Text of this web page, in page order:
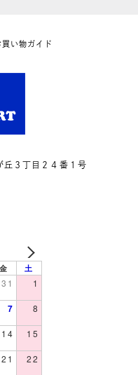
買い物ガイド
丘３丁目２４番１号
金 土
31 1
7 8
14 15
21 22